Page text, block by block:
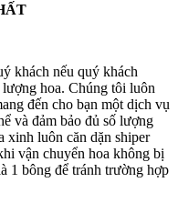
khách nếu quý khách
hoa. Chúng tôi luôn
đến cho bạn một dịch vụ
và đảm bảo đủ số lượng
xinh luôn căn dặn shiper
vận chuyển hoa không bị
1 bông để tránh trường hợp